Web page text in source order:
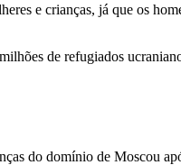
e crianças, já que os
de refugiados
do domínio de Moscou